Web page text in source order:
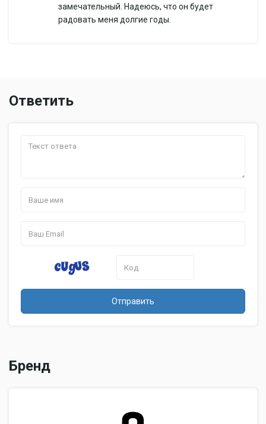
замечательный. Надеюсь, что он будет
радовать меня долгие годы.
Ответить
Отправить
Бренд